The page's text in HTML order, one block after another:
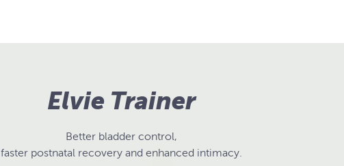
Elvie Trainer
Better bladder control,
faster postnatal recovery and enhanced intimacy.